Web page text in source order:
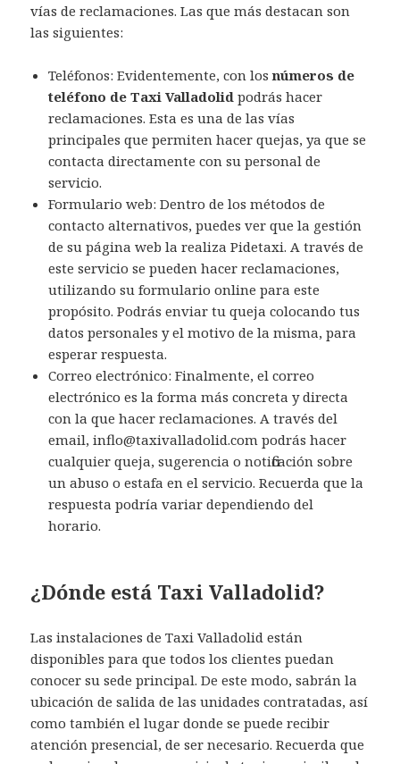
vías de reclamaciones. Las que más destacan son
las siguientes:
Teléfonos: Evidentemente, con losnúmeros de
teléfono de Taxi Valladolid podrás hacer
reclamaciones. Esta es una de las vías
principales que permiten hacer quejas, ya que se
contacta directamente con su personal de
servicio.
Formulario web: Dentro de los métodos de
contacto alternativos, puedes ver que la gestión
de su página web la realiza Pidetaxi. A través de
este servicio se pueden hacer reclamaciones,
utilizando su formulario online para este
propósito. Podrás enviar tu queja colocando tus
datos personales y el motivo de la misma, para
esperar respuesta.
Correo electrónico: Finalmente, el correo
electrónico es la forma más concreta y directa
con la que hacer reclamaciones. A través del
email, inflo@taxivalladolid.com podrás hacer
cualquier queja, sugerencia o notificación sobre
un abuso o estafa en el servicio. Recuerda que la
respuesta podría variar dependiendo del
horario.
¿Dónde está Taxi Valladolid?
Las instalaciones de Taxi Valladolid están
disponibles para que todos los clientes puedan
conocer su sede principal. De este modo, sabrán la
ubicación de salida de las unidades contratadas, así
como también el lugar donde se puede recibir
atención presencial, de ser necesario. Recuerda que